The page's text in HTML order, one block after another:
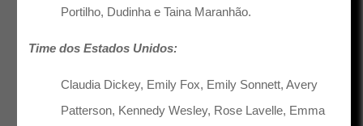
Portilho, Dudinha e Taina Maranhão.
Time dos Estados Unidos:
Claudia Dickey, Emily Fox, Emily Sonnett, Avery
Patterson, Kennedy Wesley, Rose Lavelle, Emma